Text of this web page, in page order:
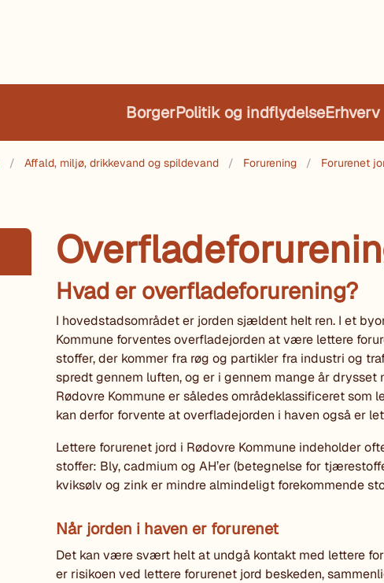
BorgerPolitik og indflydelseErhverv
Affald, miljø, drikkevand og spildevand Forurening Forurenet
Hvad er overfladeforurening?
I hovedstadsområdet er jorden sjældent heIt ren. I et
Kommune forventes overfladejorden at være lettere
stoffer, der kommer fra røg og partikler fra industri og
spredt gennem luften, og er i gennem mange år drysset
Rødovre Kommune er således områdeklassificeret som
kan derfor forvente at overfladejorden i haven også er
Lettere forurenet jord i Rødovre Kommune indeholder
stoffer: Bly, cadmium og AH’er (betegnelse for
kviksølv og zink er mindre almindeligt forekommende
Når jorden i haven er forurenet
Det kan være svært helt at undgå kontakt med lettere
er risikoen ved lettere forurenet jord beskeden,